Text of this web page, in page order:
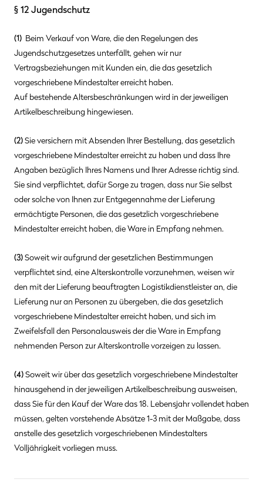
§ 12 Jugendschutz
(1) Beim Verkauf von Ware, die den Regelungen des
Jugendschutzgesetzes unterfällt, gehen wir nur
Vertragsbeziehungen mit Kunden ein, die das gesetzlich
vorgeschriebene Mindestalter erreicht haben.
Auf bestehende Altersbeschränkungen wird in der jeweiligen
Artikelbeschreibung hingewiesen.
(2)Sie versichern mit Absenden Ihrer Bestellung, das gesetzlich
vorgeschriebene Mindestalter erreicht zu haben und dass Ihre
Angaben bezüglich Ihres Namens und Ihrer Adresse richtig sind.
Sie sind verpflichtet, dafür Sorge zu tragen, dass nur Sie selbst
oder solche von Ihnen zur Entgegennahme der Lieferung
ermächtigte Personen, die das gesetzlich vorgeschriebene
Mindestalter erreicht haben, die Ware in Empfang nehmen.
(3)Soweit wir aufgrund der gesetzlichen Bestimmungen
verpflichtet sind, eine Alterskontrolle vorzunehmen, weisen wir
den mit der Lieferung beauftragten Logistikdienstleister an, die
Lieferung nur an Personen zu übergeben, die das gesetzlich
vorgeschriebene Mindestalter erreicht haben, und sich im
Zweifelsfall den Personalausweis der die Ware in Empfang
nehmenden Person zur Alterskontrolle vorzeigen zu lassen.
(4)Soweit wir über das gesetzlich vorgeschriebene Mindestalter
hinausgehend in der jeweiligen Artikelbeschreibung ausweisen,
dass Sie für den Kauf der Ware das 18. Lebensjahr vollendet haben
müssen, gelten vorstehende Absätze 1-3 mit der Maßgabe, dass
anstelle des gesetzlich vorgeschriebenen Mindestalters
Volljährigkeit vorliegen muss.